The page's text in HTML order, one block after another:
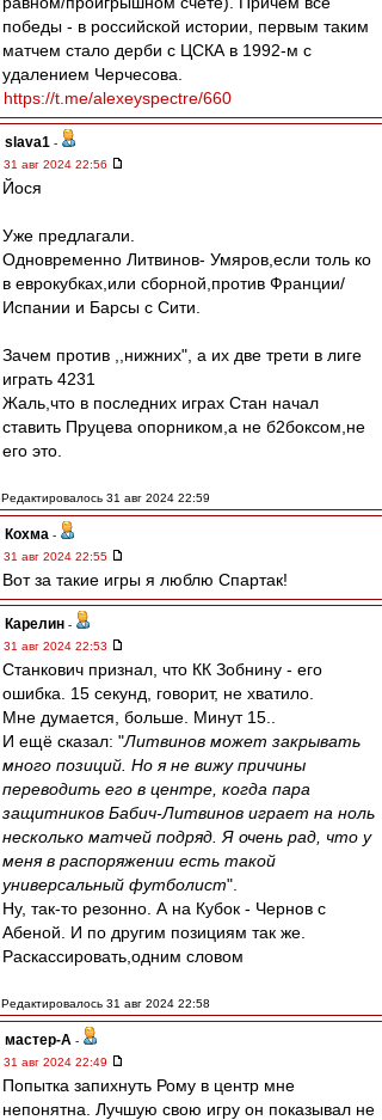
победы - в российской истории, первым таким
матчем стало дерби с ЦСКА в 1992-м с
удалением Черчесова.
https://t.me/alexeyspectre/660
slava1 -
31 авг 2024 22:56
Йося
Уже предлагали.
Одновременно Литвинов- Умяров,если толь ко
в еврокубках,или сборной,против Франции/
Испании и Барсы с Сити.
Зачем против ,,нижних", а их две трети в лиге
играть 4231
Жаль,что в последних играх Стан начал
ставить Пруцева опорником,а не б2боксом,не
его это.
Редактировалось 31 авг 2024 22:59
Кохма -
31 авг 2024 22:55
Вот за такие игры я люблю Спартак!
Карелин -
31 авг 2024 22:53
Станкович признал, что КК Зобнину - его
ошибка. 15 секунд, говорит, не хватило.
Мне думается, больше. Минут 15..
И ещё сказал: "Литвинов может закрывать
много позиций. Но я не вижу причины
переводить его в центре, когда пара
защитников Бабич-Литвинов играет на ноль
несколько матчей подряд. Я очень рад, что у
меня в распоряжении есть такой
универсальный футболист".
Ну, так-то резонно. А на Кубок - Чернов с
Абеной. И по другим позициям так же.
Раскассировать,одним словом
Редактировалось 31 авг 2024 22:58
мастер-А -
31 авг 2024 22:49
Попытка запихнуть Рому в центр мне
непонятна. Лучшую свою игру он показывал не